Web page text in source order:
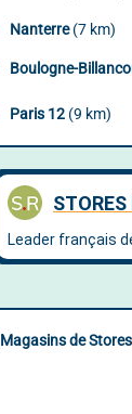
Nanterre(7 km)
Boulogne-
Paris 12 (9 km)
Magasins de